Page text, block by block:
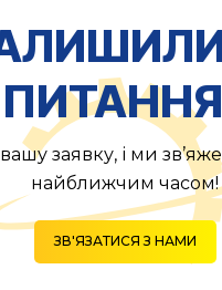
заявку, і ми
найближчим часом!
ЗВ'ЯЗАТИСЯ З НАМИ